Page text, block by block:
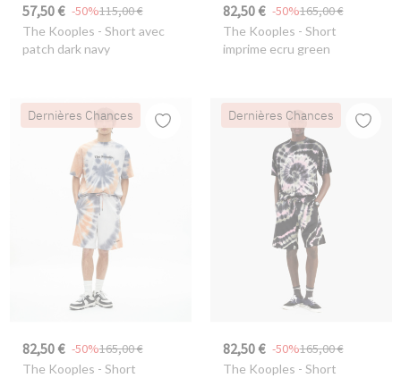
57,50 € 115,00 €
-50%
The Kooples - Short avec
patch dark navy
82,50 € 165,00 €
-50%
The Kooples - Short
imprime ecru green
Dernières Chances
82,50 € 165,00 €
-50%
The Kooples - Short
Dernières Chances
82,50 € 165,00 €
-50%
The Kooples - Short